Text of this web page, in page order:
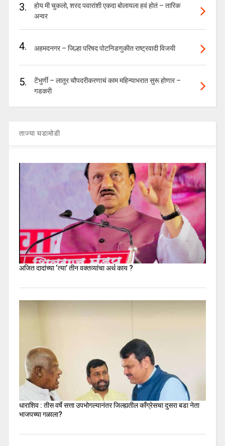
3.
होय मी चुकलो, शरद पवारांशी एकदा बोलायला हवं होतं – तारिक
अन्वर
4. अहमदनगर – जिल्हा परिषद पोटनिडणुकीत राष्ट्रवादी विजयी
5.
टेंभुर्णी – लातूर चौपदरीकरणाचं काम महिन्याभरात सुरू होणार –
गडकरी
ताज्या घडामोडी
अजित दादांच्या ‘त्या’ तीन वक्तव्यांचा अर्थ काय ?
धाराशिव : तीस वर्षे सत्ता उपभोगल्यानंतर जिल्ह्यतील कॉंग्रेसचा दुसरा बडा नेता
भाजपच्या गळाला?